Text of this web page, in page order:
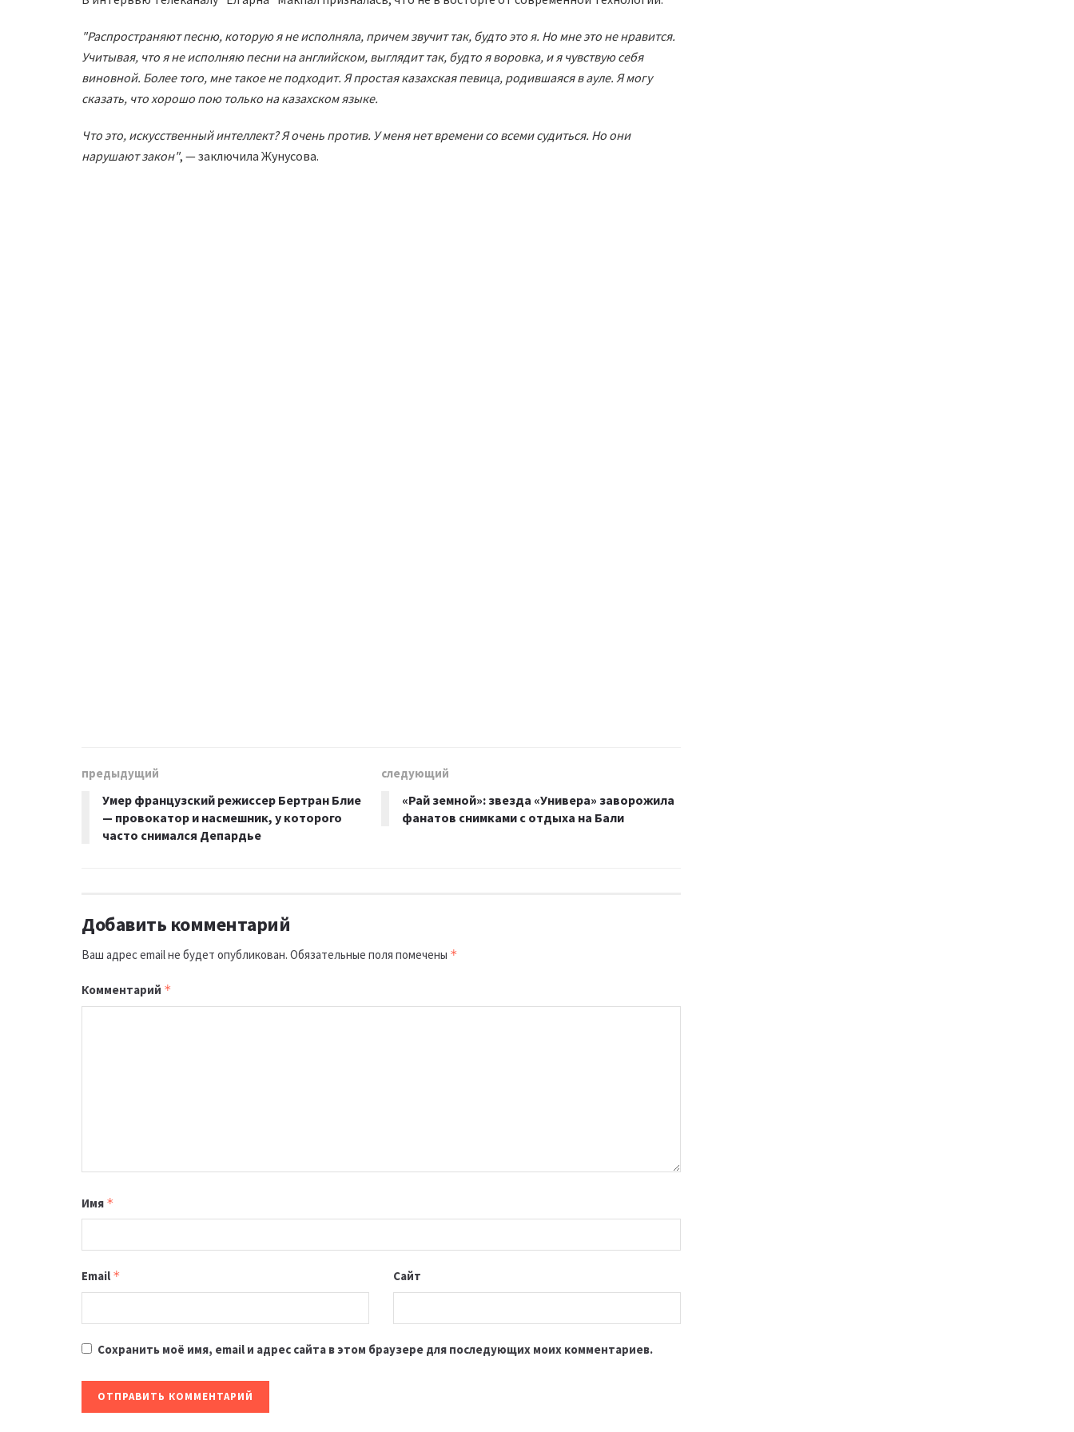
"Распространяют песню, которую я не исполняла, причем звучит так, будто это я. Но мне это не нравится.
Учитывая, что я не исполняю песни на английском, выглядит так, будто я воровка, и я чувствую себя
виновной. Более того, мне такое не подходит. Я простая казахская певица, родившаяся в ауле. Я могу
сказать, что хорошо пою только на казахском языке.
Что это, искусственный интеллект? Я очень против. У меня нет времени со всеми судиться. Но они
нарушают закон", — заключила Жунусова.
предыдущий
Умер французский режиссер Бертран Блие
— провокатор и насмешник, у которого
часто снимался Депардье
следующий
«Рай земной»: звезда «Универа» заворожила
фанатов снимками с отдыха на Бали
Добавить комментарий
Ваш адрес email не будет опубликован. Обязательные поля помечены *
Комментарий *
Имя *
Email * Сайт
Сохранить моё имя, email и адрес сайта в этом браузере для последующих моих комментариев.